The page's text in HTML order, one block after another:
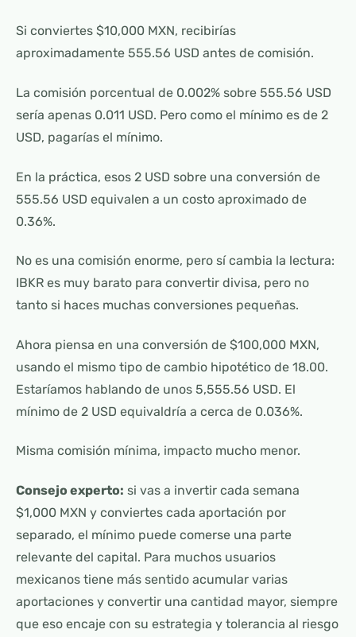
Si conviertes $10,000 MXN, recibirías
aproximadamente 555.56 USD antes de comisión.
La comisión porcentual de 0.002% sobre 555.56 USD
sería apenas 0.011 USD. Pero como el mínimo es de 2
USD, pagarías el mínimo.
En la práctica, esos 2 USD sobre una conversión de
555.56 USD equivalen a un costo aproximado de
0.36%.
No es una comisión enorme, pero sí cambia la lectura:
IBKR es muy barato para convertir divisa, pero no
tanto si haces muchas conversiones pequeñas.
Ahora piensa en una conversión de $100,000 MXN,
usando el mismo tipo de cambio hipotético de 18.00.
Estaríamos hablando de unos 5,555.56 USD. El
mínimo de 2 USD equivaldría a cerca de 0.036%.
Misma comisión mínima, impacto mucho menor.
Consejo experto: si vas a invertir cada semana
$1,000 MXN y conviertes cada aportación por
separado, el mínimo puede comerse una parte
relevante del capital. Para muchos usuarios
mexicanos tiene más sentido acumular varias
aportaciones y convertir una cantidad mayor, siempre
que eso encaje con su estrategia y tolerancia al riesgo